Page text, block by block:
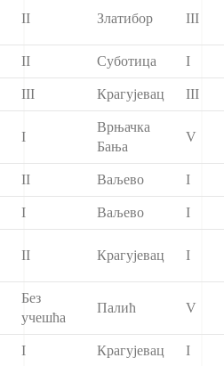
II Златибор III
II Суботица I
III Крагујевац III
I
Врњачка
Бања
V
II Ваљево I
I Ваљево I
II Крагујевац I
Без
учешћа
Палић V
I Крагујевац I